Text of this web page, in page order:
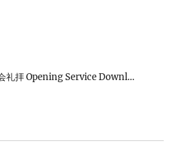
礼拝 Opening Service Downl…